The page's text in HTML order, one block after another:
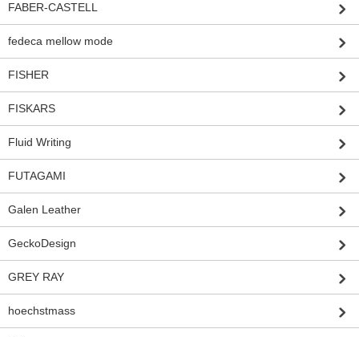
FABER-CASTELL
fedeca mellow mode
FISHER
FISKARS
Fluid Writing
FUTAGAMI
Galen Leather
GeckoDesign
GREY RAY
hoechstmass